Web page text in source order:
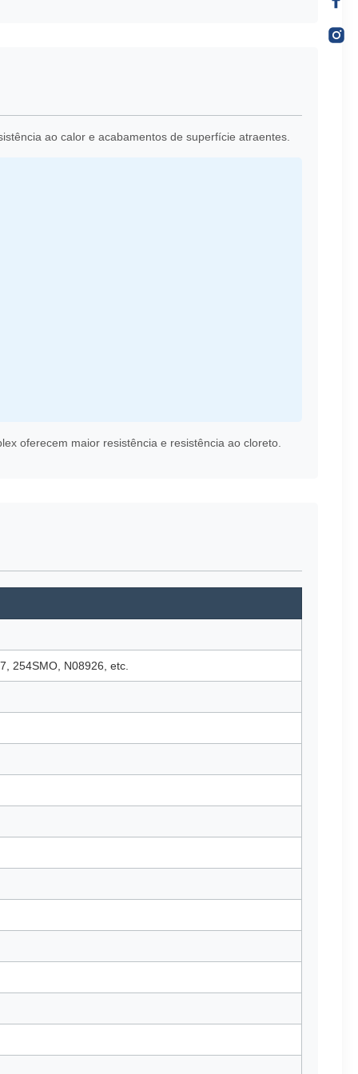
ao calor e acabamentos de superfície atraentes.
oferecem maior resistência e resistência ao cloreto.
254SMO, N08926, etc.